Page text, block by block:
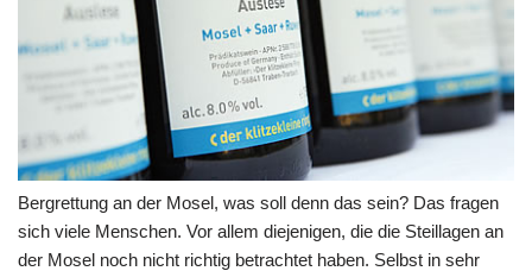
Bergrettung an der Mosel, was soll denn das sein? Das fragen
sich viele Menschen. Vor allem diejenigen, die die Steillagen an
der Mosel noch nicht richtig betrachtet haben. Selbst in sehr